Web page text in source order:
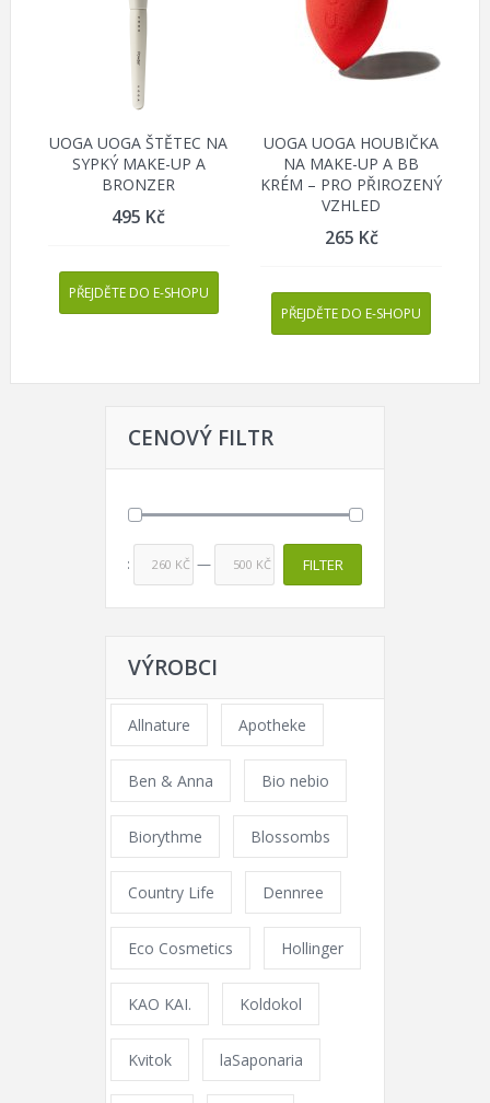
UOGA UOGA ŠTĚTEC NA
SYPKÝ MAKE-UP A
BRONZER
495 Kč
PŘEJDĚTE DO E-SHOPU
UOGA UOGA HOUBIČKA
NA MAKE-UP A BB
KRÉM – PRO PŘIROZENÝ
VZHLED
265 Kč
PŘEJDĚTE DO E-SHOPU
CENOVÝ FILTR
FILTER
Price: 260 KČ — 500 KČ
VÝROBCI
Allnature Apotheke
Ben & Anna Bio nebio
Biorythme Blossombs
Country Life Dennree
Eco Cosmetics Hollinger
KAO KAI. Koldokol
Kvitok laSaponaria